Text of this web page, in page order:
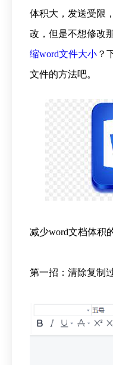
体积大，发送受限
改，但是不想修改
缩word文件大小 ？
文件的方法吧。
减少word文档体积
第一招：清除复制